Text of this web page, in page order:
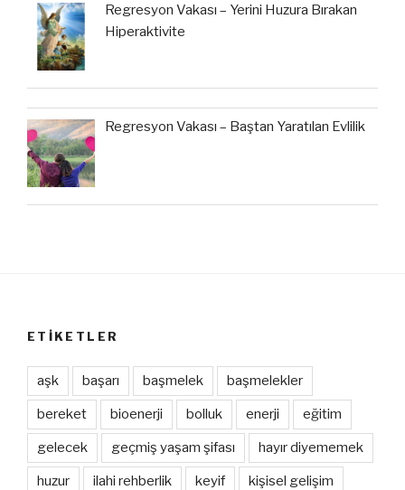
Regresyon Vakası – Yerini Huzura Bırakan
Hiperaktivite
Regresyon Vakası – Baştan Yaratılan Evlilik
ETIKETLER
aşk başarı başmelek başmelekler
bereket bioenerji bolluk enerji eğitim
gelecek geçmiş yaşam şifası hayır diyememek
huzur ilahi rehberlik keyif kişisel gelişim